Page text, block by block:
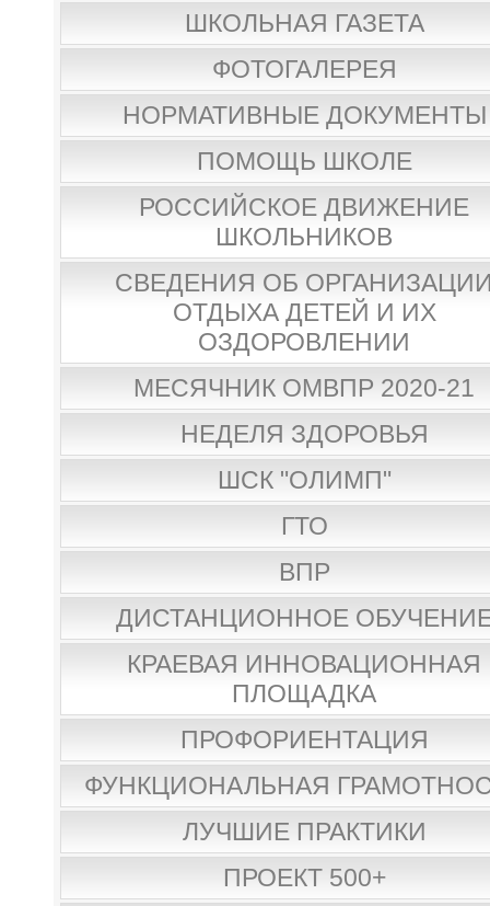
ШКОЛЬНАЯ ГАЗЕТА
ФОТОГАЛЕРЕЯ
НОРМАТИВНЫЕ ДОКУМЕНТЫ
ПОМОЩЬ ШКОЛЕ
РОССИЙСКОЕ ДВИЖЕНИЕ
ШКОЛЬНИКОВ
СВЕДЕНИЯ ОБ
ОТДЫХА ДЕТЕЙ И ИХ
ОЗДОРОВЛЕНИИ
МЕСЯЧНИК ОМВПР 2020-21
НЕДЕЛЯ ЗДОРОВЬЯ
ШСК "ОЛИМП"
ГТО
ВПР
ДИСТАНЦИОННОЕ
КРАЕВАЯ ИННОВАЦИОННАЯ
ПЛОЩАДКА
ПРОФОРИЕНТАЦИЯ
ФУНКЦИОНАЛЬНАЯ
ЛУЧШИЕ ПРАКТИКИ
ПРОЕКТ 500+